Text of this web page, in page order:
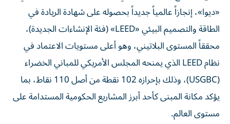
«ديوا»، إنجازاً عالمياً جديداً بحصوله على شهادة الريادة في
الطاقة والتصميم البيئي «LEED» (فئة الإنشاءات الجديدة)،
محققاً المستوى البلاتيني، وهو أعلى مستويات الاعتماد في
نظام LEED الذي يمنحه المجلس الأمريكي للمباني الخضراء
(USGBC)، وذلك بإحرازه 102 نقطة من أصل 110 نقاط، بما
يؤكد مكانة المبنى كأحد أبرز المشاريع الحكومية المستدامة على
مستوى العالم.